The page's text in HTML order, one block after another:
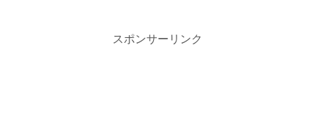
スポンサーリンク